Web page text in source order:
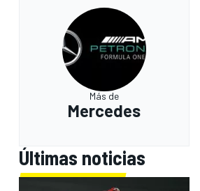
Más de
Mercedes
Últimas noticias